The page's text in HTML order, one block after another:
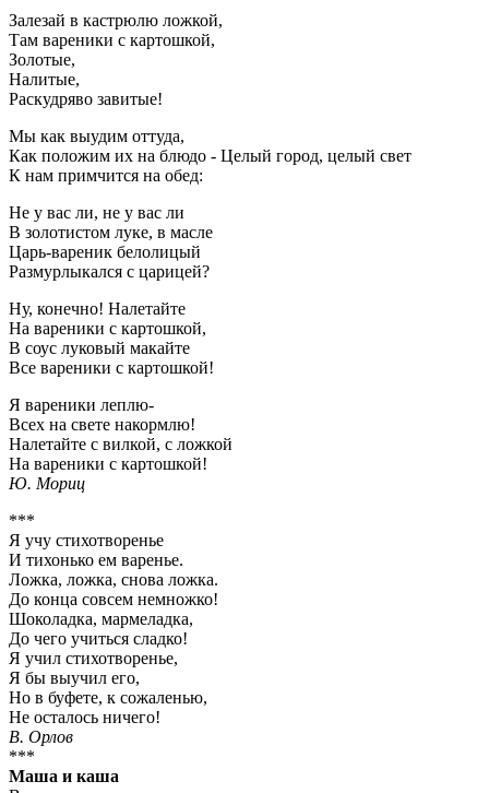
Залезай в кастрюлю ложкой,
Там вареники с картошкой,
Золотые,
Налитые,
Раскудряво завитые!
Мы как выудим оттуда,
Как положим их на блюдо - Целый город, целый свет
К нам примчится на обед:
Не у вас ли, не у вас ли
В золотистом луке, в масле
Царь-вареник белолицый
Размурлыкался с царицей?
Ну, конечно! Налетайте
На вареники с картошкой,
В соус луковый макайте
Все вареники с картошкой!
Я вареники леплю-
Всех на свете накормлю!
Налетайте с вилкой, с ложкой
На вареники с картошкой!
Ю. Мориц
***
Я учу стихотворенье
И тихонько ем варенье.
Ложка, ложка, снова ложка.
До конца совсем немножко!
Шоколадка, мармеладка,
До чего учиться сладко!
Я учил стихотворенье,
Я бы выучил его,
Но в буфете, к сожаленью,
Не осталось ничего!
В. Орлов
***
Маша и каша